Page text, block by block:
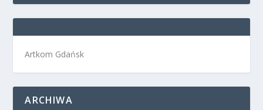
Artkom Gdańsk
ARCHIWA